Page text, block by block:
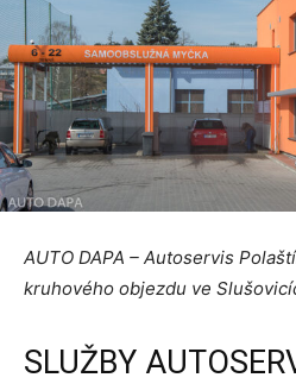
AUTO DAPA – Autoservis
kruhového objezdu ve
SLUŽBY